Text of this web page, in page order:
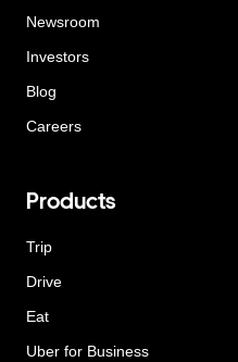
Newsroom
Investors
Blog
Careers
Products
Trip
Drive
Eat
Uber for Business